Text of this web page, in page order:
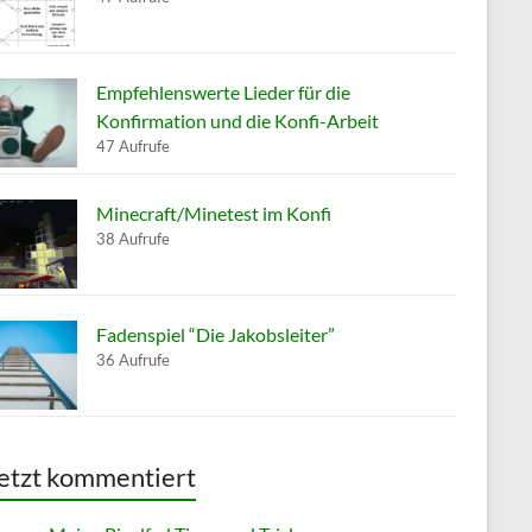
Empfehlenswerte Lieder für die
Konfirmation und die Konfi-Arbeit
47 Aufrufe
Minecraft/Minetest im Konfi
38 Aufrufe
Fadenspiel “Die Jakobsleiter”
36 Aufrufe
kommentiert